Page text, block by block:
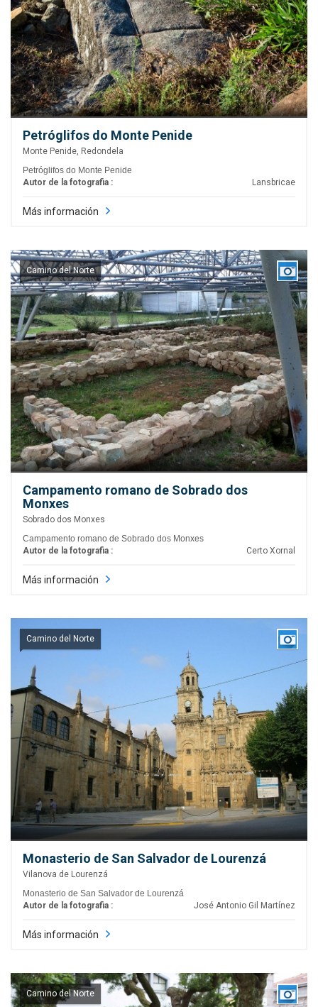
Petróglifos do Monte Penide
Monte Penide, Redondela
Petróglifos do Monte Penide
Autor de la fotografia :
Lansbricae
Más información
Camino del Norte
Campamento romano de Sobrado dos
Monxes
Sobrado dos Monxes
Campamento romano de Sobrado dos Monxes
Autor de la fotografia :
Certo Xornal
Más información
Camino del Norte
Monasterio de San Salvador de Lourenzá
Vilanova de Lourenzá
Monasterio de San Salvador de Lourenzá
Autor de la fotografia :
José Antonio Gil Martínez
Más información
Camino del Norte